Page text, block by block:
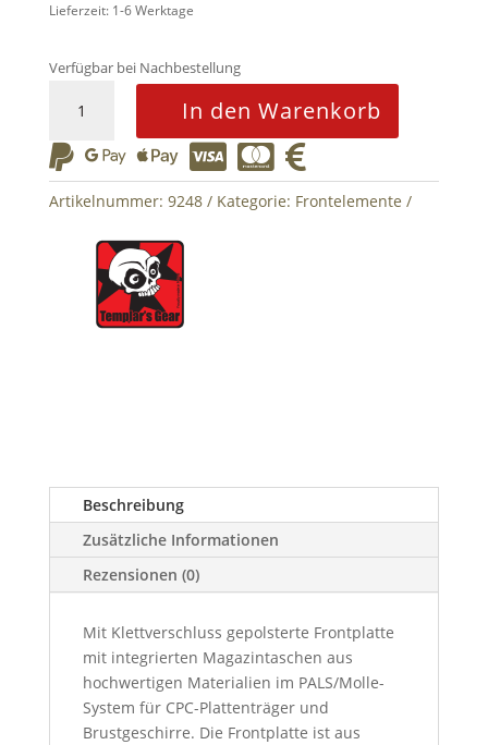
Lieferzeit: 1-6 Werktage
Verfügbar bei Nachbestellung
Panel
3x2
5.56
-
Menge
In den Warenkorb
     
Artikelnummer: 9248 Kategorie: Frontelemente
Beschreibung
Zusätzliche Informationen
Rezensionen (0)
Mit Klettverschluss gepolsterte Frontplatte
mit integrierten Magazintaschen aus
hochwertigen Materialien im PALS/Molle-
System für CPC-Plattenträger und
Brustgeschirre. Die Frontplatte ist aus